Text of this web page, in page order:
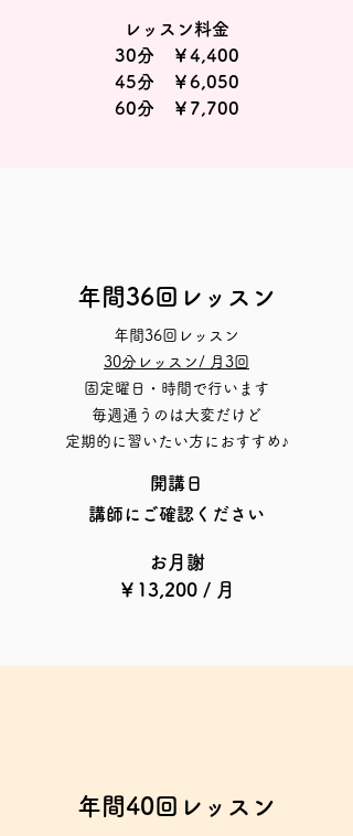
レッスン料金
30分 ￥4,400
45分 ￥6,050
60分 ￥7,700
年間36回レッスン
年間36回レッスン
30分レッスン/ 月3回
固定曜日・時間で行います
毎週通うのは大変だけど
定期的に習いたい方におすすめ♪
開講​日
講師にご確認ください​
お月謝
￥13,200 / 月
年間40回レッスン